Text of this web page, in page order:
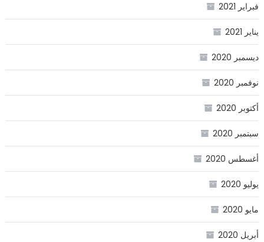
فبراير 2021
يناير 2021
ديسمبر 2020
نوفمبر 2020
أكتوبر 2020
سبتمبر 2020
أغسطس 2020
يوليو 2020
مايو 2020
أبريل 2020